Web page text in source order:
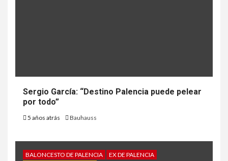
Sergio García: “Destino Palencia puede pelear
por todo”
5 años atrás Bauhauss
BALONCESTO DE PALENCIA
EX DE PALENCIA